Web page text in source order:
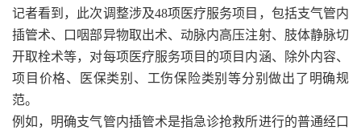
记者看到，此次调整涉及48项医疗服务项目，包括支气管内
插管术、口咽部异物取出术、动脉内高压注射、肢体静脉切
开取栓术等，对每项医疗服务项目的项目内涵、除外内容、
项目价格、医保类别、工伤保险类别等分别做出了明确规
范。
例如，明确支气管内插管术是指急诊抢救所进行的普通经口